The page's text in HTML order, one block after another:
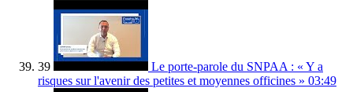
39
Le porte-parole du SNPAA : « Y a
risques sur l'avenir des petites et moyennes officines » 03:49